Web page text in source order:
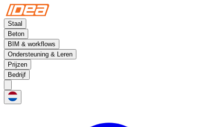
Staal
Beton
BIM & workflows
Ondersteuning & Leren
Prijzen
Bedrijf